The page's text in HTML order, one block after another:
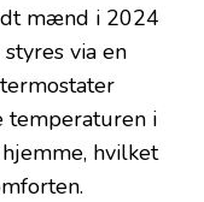
mænd i 2024
via en
i
hvilket